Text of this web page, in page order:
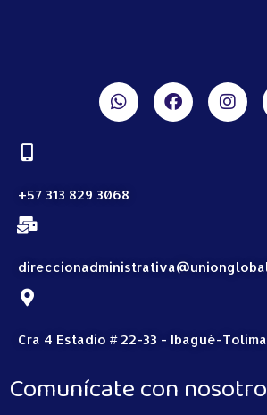
+57 313 829 3068
Cra 4 Estadio # 22-33 - Ibagué-Tolima
Comunícate con